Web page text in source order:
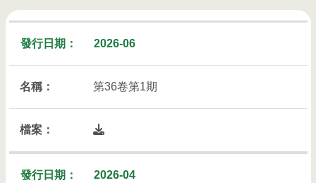
2026-06
第36卷第1期
開啟檔案下載列表彈出視窗
2026-04